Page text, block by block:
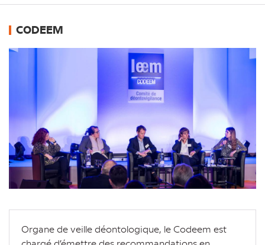
CODEEM
Organe de veille déontologique, le Codeem est